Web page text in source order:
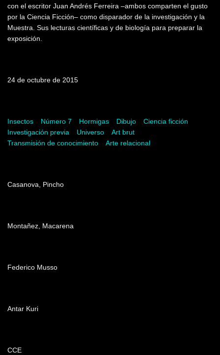
con el escritor Juan Andrés Ferreira –ambos comparten el gusto
por la Ciencia Ficción– como disparador de la investigación y la
Muestra. Sus lecturas científicas y de biología para preparar la
exposición.
24 de octubre de 2015
Insectos Número 7 Hormigas Dibujo
Ciencia ficción
Investigación previa
Universo
Art brut
Transmisión de conocimiento
Arte relacional
Casanova, Pincho
Montañez, Macarena
Federico Musso
Antar Kuri
CCE